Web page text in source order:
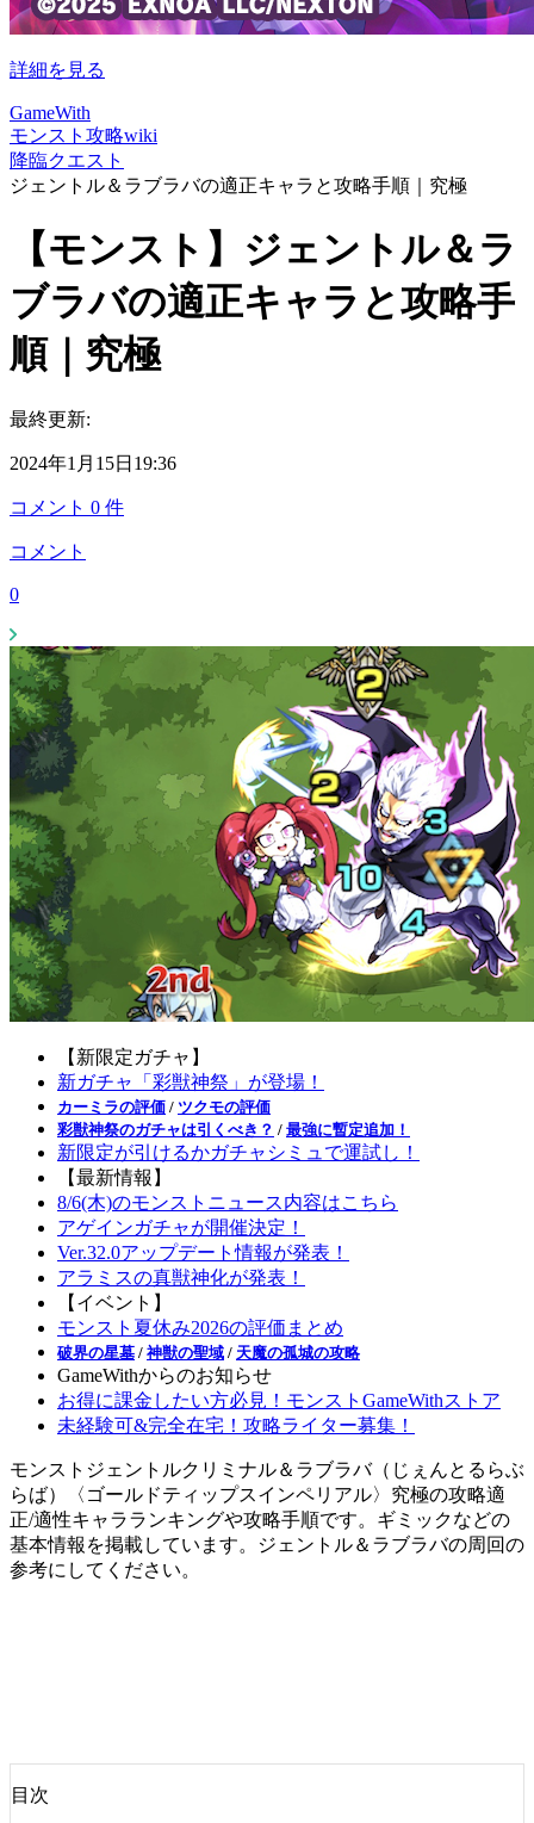
詳細を見る
GameWith
モンスト攻略wiki
降臨クエスト
ジェントル＆ラブラバの適正キャラと攻略手順｜究極
【モンスト】ジェントル＆ラ
ブラバの適正キャラと攻略手
順｜究極
最終更新:
2024年1月15日19:36
コメント 0 件
コメント
0
【新限定ガチャ】
新ガチャ「彩獣神祭」が登場！
カーミラの評価 / ツクモの評価
彩獣神祭のガチャは引くべき？ / 最強に暫定追加！
新限定が引けるかガチャシミュで運試し！
【最新情報】
8/6(木)のモンストニュース内容はこちら
アゲインガチャが開催決定！
Ver.32.0アップデート情報が発表！
アラミスの真獣神化が発表！
【イベント】
モンスト夏休み2026の評価まとめ
破界の星墓 / 神獣の聖域 / 天魔の孤城の攻略
GameWithからのお知らせ
お得に課金したい方必見！モンストGameWithストア
未経験可&完全在宅！攻略ライター募集！
モンストジェントルクリミナル＆ラブラバ（じぇんとるらぶ
らば）〈ゴールドティップスインペリアル〉究極の攻略適
正/適性キャラランキングや攻略手順です。ギミックなどの
基本情報を掲載しています。ジェントル＆ラブラバの周回の
参考にしてください。
目次